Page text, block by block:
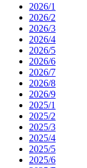
2026/1
2026/2
2026/3
2026/4
2026/5
2026/6
2026/7
2026/8
2026/9
2025/1
2025/2
2025/3
2025/4
2025/5
2025/6